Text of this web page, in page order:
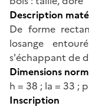
Description
De forme
losange
s'échappant de
Dimensions
h = 38 ; la = 33 ;
Inscription